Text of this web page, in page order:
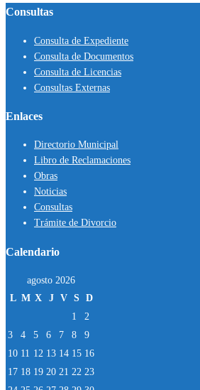
Consultas
Consulta de Expediente
Consulta de Documentos
Consulta de Licencias
Consultas Externas
Enlaces
Directorio Municipal
Libro de Reclamaciones
Obras
Noticias
Consultas
Trámite de Divorcio
Calendario
agosto 2026
L M X J V S D
1
2
3
4 5 6 7 8
9
10 11 12 13 14 15 16
17 18 19 20 21 22 23